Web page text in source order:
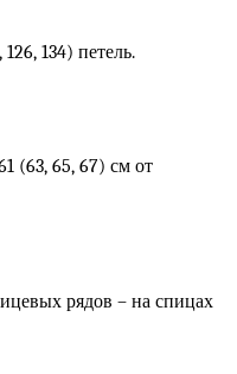
134) петель.
(63, 65, 67) см от
рядов – на спицах